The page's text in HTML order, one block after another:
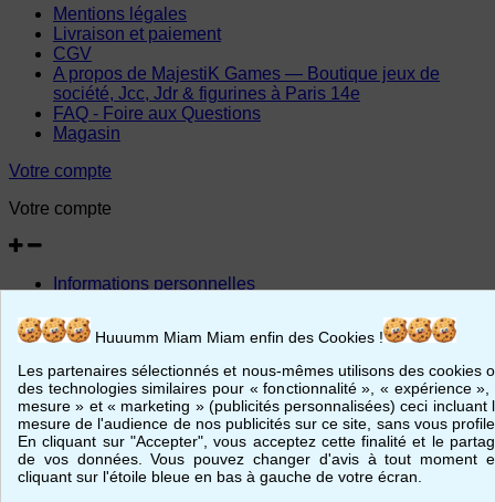
Mentions légales
Livraison et paiement
CGV
A propos de MajestiK Games — Boutique jeux de
société, Jcc, Jdr & figurines à Paris 14e
FAQ - Foire aux Questions
Magasin
Votre compte
Votre compte
Informations personnelles
Commandes
Avoirs
Adresses
Bons de réduction
© 2026 - MajestiK Games
Votre panier est vide Passer commande
Huuumm Miam Miam enfin des Cookies !
Les partenaires sélectionnés et nous-mêmes utilisons des cookies
des technologies similaires pour « fonctionnalité », « expérience »,
mesure » et « marketing » (publicités personnalisées) ceci incluant
mesure de l'audience de nos publicités sur ce site, sans vous
En cliquant sur "Accepter", vous acceptez cette finalité et le
de vos données. Vous pouvez changer d'avis à tout moment
cliquant sur l'étoile bleue en bas à gauche de votre écran.